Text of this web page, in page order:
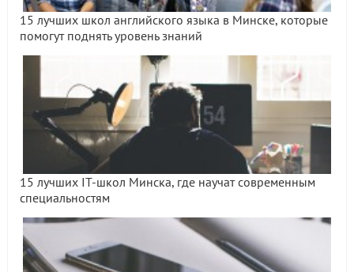
15 лучших школ английского языка в Минске, которые
помогут поднять уровень знаний
15 лучших IT-школ Минска, где научат современным
специальностям